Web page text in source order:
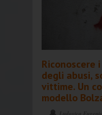
Riconoscere
degli abusi,
vittime. Un
modello